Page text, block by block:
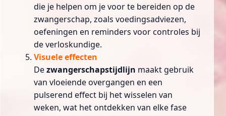
die je helpen om je voor te bereiden op de
zwangerschap, zoals voedingsadviezen,
oefeningen en reminders voor controles bij
de verloskundige.
Visuele effecten
Dezwangerschapstijdlijn maakt gebruik
van vloeiende overgangen en een
pulserend effect bij het wisselen van
weken, wat het ontdekken van elke fase